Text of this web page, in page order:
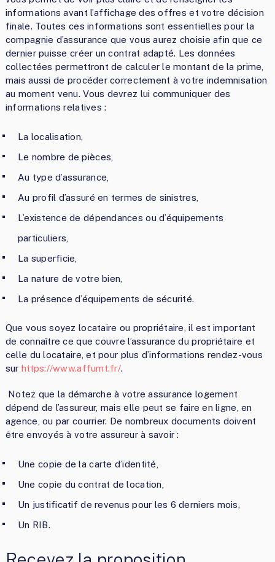
informations avant l’affichage des offres et votre décision
finale. Toutes ces informations sont essentielles pour la
compagnie d’assurance que vous aurez choisie afin que ce
dernier puisse créer un contrat adapté. Les données
collectées permettront de calculer le montant de la prime,
mais aussi de procéder correctement à votre indemnisation
au moment venu. Vous devrez lui communiquer des
informations relatives :
La localisation,
Le nombre de pièces,
Au type d’assurance,
Au profil d’assuré en termes de sinistres,
L’existence de dépendances ou d’équipements
particuliers,
La superficie,
La nature de votre bien,
La présence d’équipements de sécurité.
Que vous soyez locataire ou propriétaire, il est important
de connaître ce que couvre l’assurance du propriétaire et
celle du locataire, et pour plus d’informations rendez-vous
surhttps://www.affumt.fr/.
Notez que la démarche à votre assurance logement
dépend de l’assureur, mais elle peut se faire en ligne, en
agence, ou par courrier. De nombreux documents doivent
être envoyés à votre assureur à savoir :
Une copie de la carte d’identité,
Une copie du contrat de location,
Un justificatif de revenus pour les 6 derniers mois,
Un RIB.